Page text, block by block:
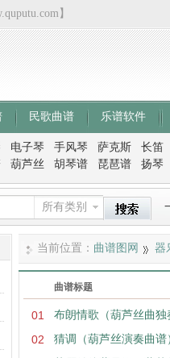
】
民歌曲谱 乐谱软件
电子琴 手风琴 萨克斯
长笛
葫芦丝 胡琴谱 琵琶谱 扬琴
所有类别
当前位置： 曲谱图网 器
曲谱标题
01 布朗情歌（葫芦丝曲
02 猜调（葫芦丝演奏曲谱